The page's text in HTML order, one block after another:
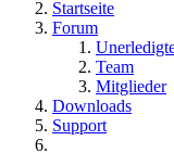
Startseite
Forum
Team
Mitglieder
Downloads
Support